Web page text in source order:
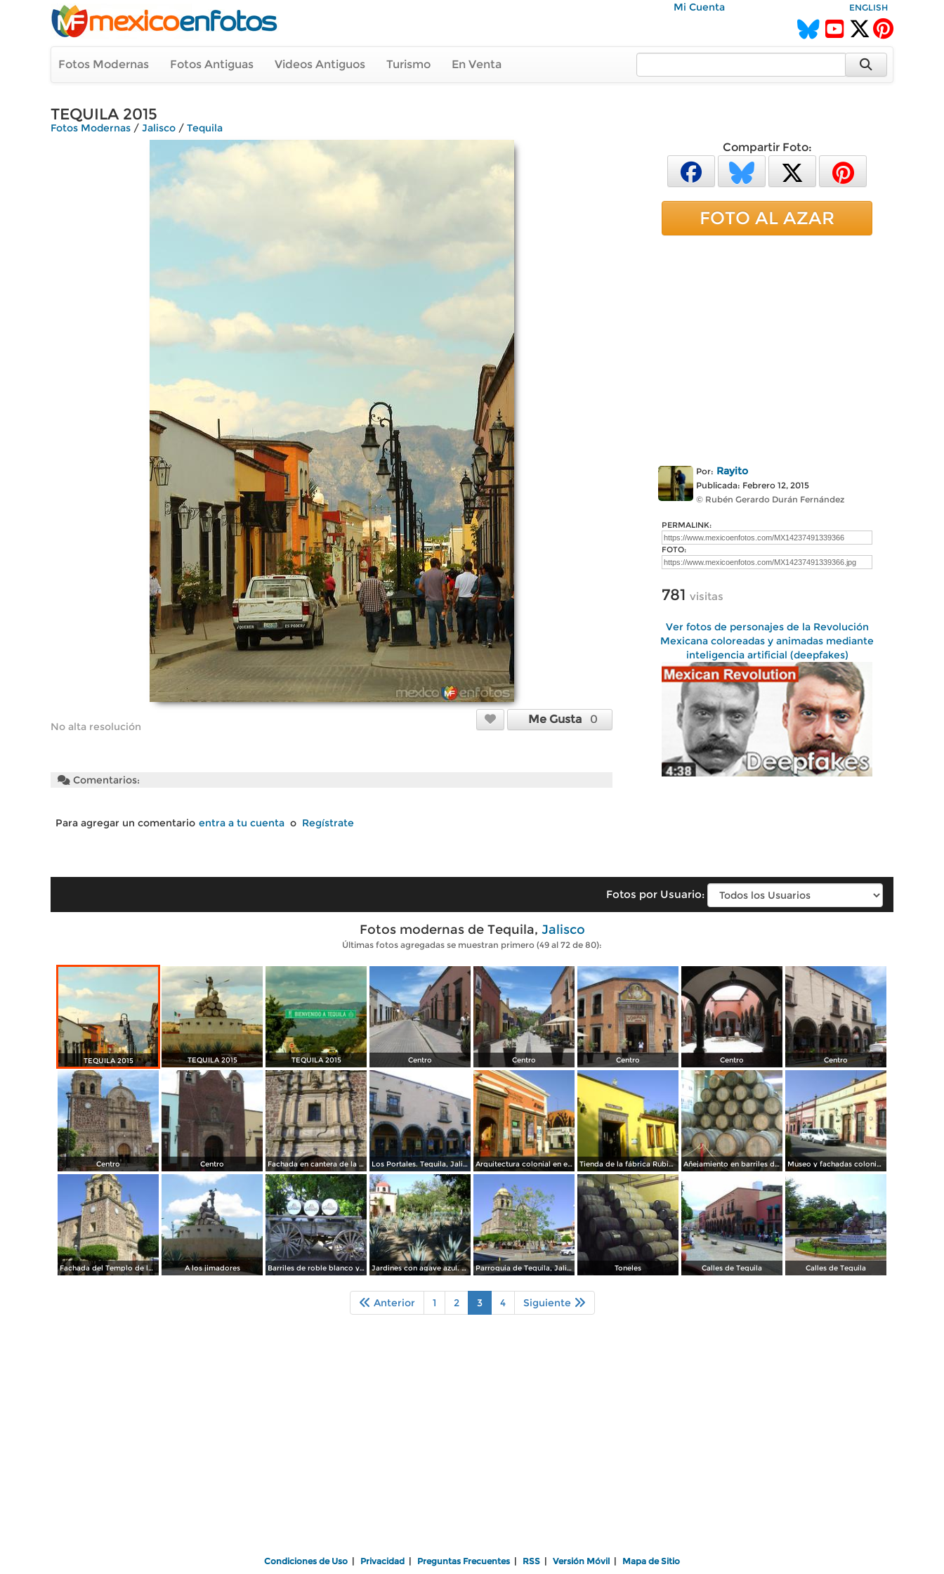
Mi Cuenta ENGLISH
Fotos Modernas Fotos Antiguas Videos Antiguos Turismo En Venta
TEQUILA 2015
Fotos Modernas / Jalisco / Tequila
No alta resolución
Me Gusta 0
Comentarios:
Para agregar un comentario entra a tu cuenta o Regístrate
Compartir Foto:
FOTO AL AZAR
Por: Rayito
Publicada: Febrero 12, 2015
© Rubén Gerardo Durán Fernández
PERMALINK:
FOTO:
781 visitas
Ver fotos de personajes de la Revolución
Mexicana coloreadas y animadas mediante
inteligencia artificial (deepfakes)
Fotos por Usuario:
Fotos modernas de Tequila, Jalisco
Últimas fotos agregadas se muestran primero (49 al 72 de 80):
TEQUILA 2015 TEQUILA 2015 TEQUILA 2015 Centro Centro Centro Centro Centro
Centro Centro Fachada en cantera de la parroquia de la Purísima. Tequila. Noviembre/2011 Los Portales. Tequila, Jalisco. Noviembre/2011 Arquitectura colonial en el centro de Tequila. Noviembre/2011 Tienda de la fábrica Rubio. Tequila. Noviembre/2011 Añejamiento en barriles de roble blanco. Noviembre/2011 Museo y fachadas coloniales del centro de Tequila. Noviembre/2011
Fachada del Templo de la Purísima. Tequila, Jal. Noviembre/2011 A los jimadores Barriles de roble blanco y carreta. Fábrica la Cofradía Jardines con agave azul. Fábrica la Cofradía. Parroquia de Tequila, Jalisco Toneles Calles de Tequila Calles de Tequila
Anterior 1 2 3 4 Siguiente
Condiciones de Uso Privacidad Preguntas Frecuentes RSS Versión Móvil Mapa de Sitio